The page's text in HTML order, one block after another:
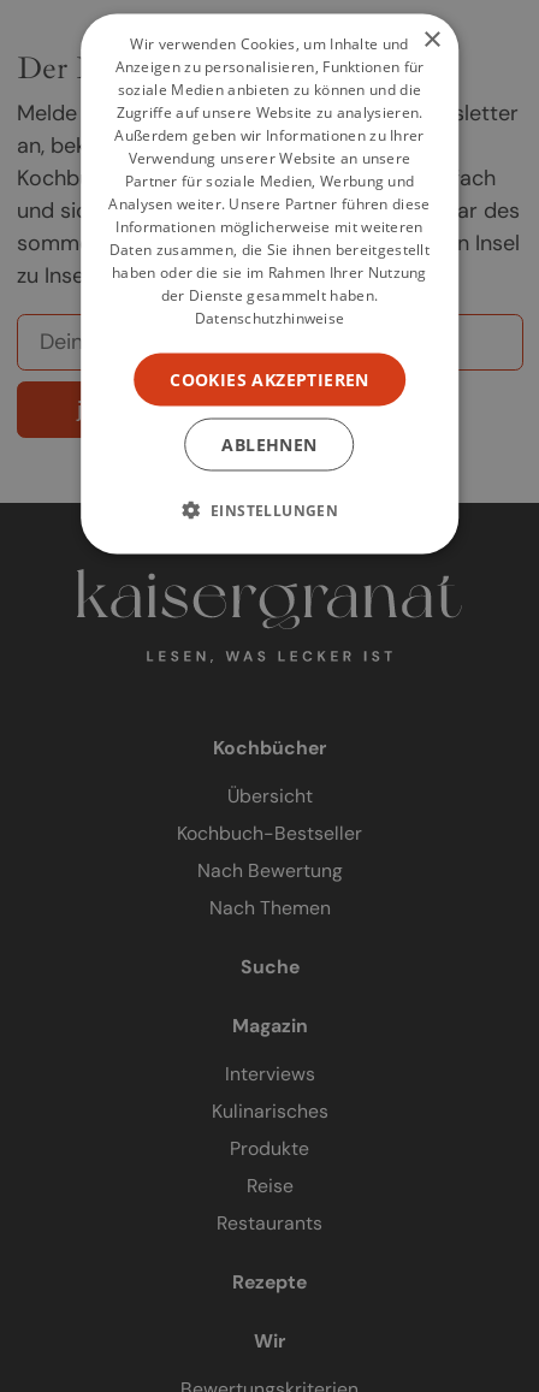
Der Kochbuch-Newsletter
Melde dich jetzt für unseren Kochbuch-Newsletter
an, bekomme einmal im Monat die besten
Kochbuch-Empfehlungen direkt in dein Postfach
und sichere dir deine Chance auf ein Exemplar des
sommerlichen Griechenland-Kochbuchs „Von Insel
zu Insel".
jetzt abonnieren
Kochbücher
Übersicht
Kochbuch-Bestseller
Nach Bewertung
Nach Themen
Suche
Magazin
Interviews
Kulinarisches
Produkte
Reise
Restaurants
Rezepte
Wir
×
Wir verwenden Cookies, um Inhalte und
Anzeigen zu personalisieren, Funktionen für
soziale Medien anbieten zu können und die
Zugriffe auf unsere Website zu analysieren.
Außerdem geben wir Informationen zu Ihrer
Verwendung unserer Website an unsere
Partner für soziale Medien, Werbung und
Analysen weiter. Unsere Partner führen diese
Informationen möglicherweise mit weiteren
Daten zusammen, die Sie ihnen bereitgestellt
haben oder die sie im Rahmen Ihrer Nutzung
der Dienste gesammelt haben.
Datenschutzhinweise
COOKIES AKZEPTIEREN
ABLEHNEN
EINSTELLUNGEN